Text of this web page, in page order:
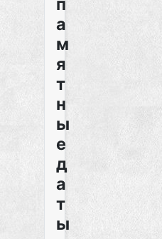
а
м
я
т
н
ы
е
д
а
т
ы